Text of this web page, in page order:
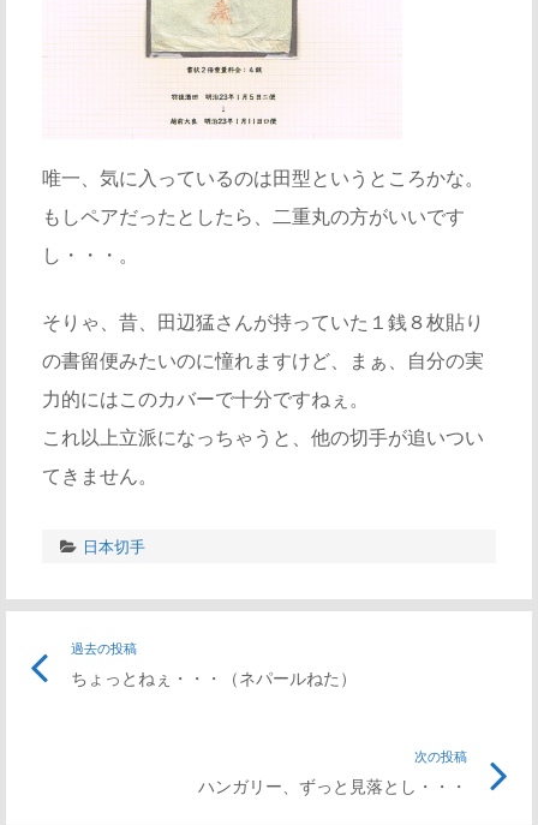
唯一、気に入っているのは田型というところかな。
もしペアだったとしたら、二重丸の方がいいです
し・・・。
そりゃ、昔、田辺猛さんが持っていた１銭８枚貼り
の書留便みたいのに憧れますけど、まぁ、自分の実
力的にはこのカバーで十分ですねぇ。
これ以上立派になっちゃうと、他の切手が追いつい
てきません。
日本切手
過去の投稿
ちょっとねぇ・・・（ネパールねた）
リ
次の投稿
ハンガリー、ずっと見落とし・・・